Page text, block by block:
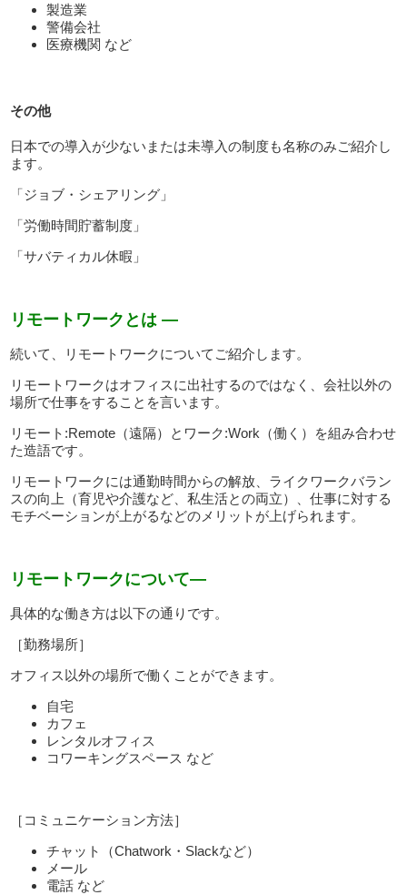
製造業
警備会社
医療機関 など
その他
日本での導入が少ないまたは未導入の制度も名称のみご紹介し
ます。
「ジョブ・シェアリング」
「労働時間貯蓄制度」
「サバティカル休暇」
リモートワークとは —
続いて、リモートワークについてご紹介します。
リモートワークはオフィスに出社するのではなく、会社以外の
場所で仕事をすることを言います。
リモート:Remote（遠隔）とワーク:Work（働く）を組み合わせ
た造語です。
リモートワークには通勤時間からの解放、ライクワークバラン
スの向上（育児や介護など、私生活との両立）、仕事に対する
モチベーションが上がるなどのメリットが上げられます。
リモートワークについて—
具体的な働き方は以下の通りです。
［勤務場所］
オフィス以外の場所で働くことができます。
自宅
カフェ
レンタルオフィス
コワーキングスペース など
［コミュニケーション方法］
チャット（Chatwork・Slackなど）
メール
電話 など